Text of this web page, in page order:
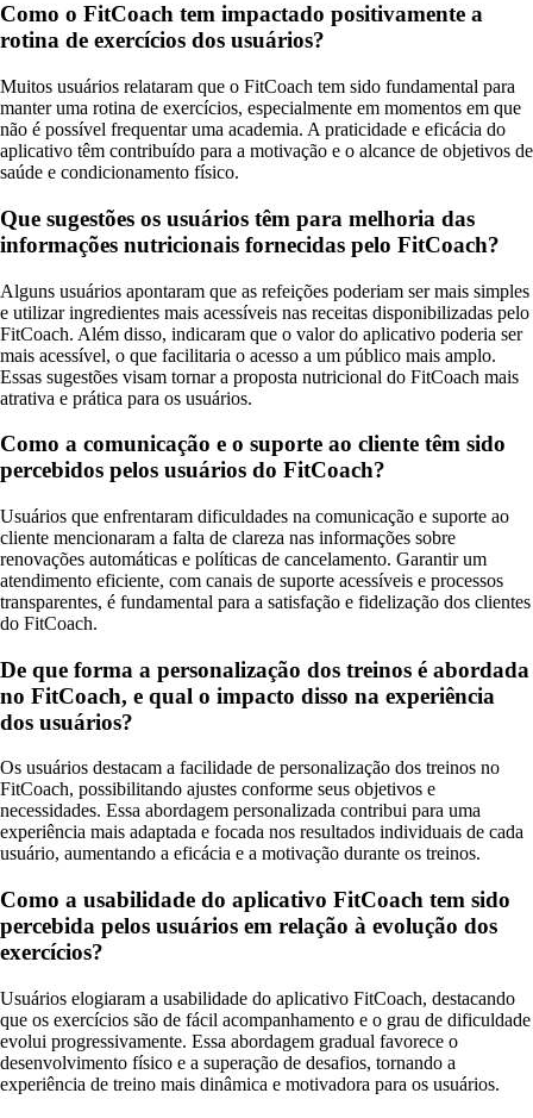
Como o FitCoach tem impactado positivamente a
rotina de exercícios dos usuários?
Muitos usuários relataram que o FitCoach tem sido fundamental para
manter uma rotina de exercícios, especialmente em momentos em que
não é possível frequentar uma academia. A praticidade e eficácia do
aplicativo têm contribuído para a motivação e o alcance de objetivos de
saúde e condicionamento físico.
Que sugestões os usuários têm para melhoria das
informações nutricionais fornecidas pelo FitCoach?
Alguns usuários apontaram que as refeições poderiam ser mais simples
e utilizar ingredientes mais acessíveis nas receitas disponibilizadas pelo
FitCoach. Além disso, indicaram que o valor do aplicativo poderia ser
mais acessível, o que facilitaria o acesso a um público mais amplo.
Essas sugestões visam tornar a proposta nutricional do FitCoach mais
atrativa e prática para os usuários.
Como a comunicação e o suporte ao cliente têm sido
percebidos pelos usuários do FitCoach?
Usuários que enfrentaram dificuldades na comunicação e suporte ao
cliente mencionaram a falta de clareza nas informações sobre
renovações automáticas e políticas de cancelamento. Garantir um
atendimento eficiente, com canais de suporte acessíveis e processos
transparentes, é fundamental para a satisfação e fidelização dos clientes
do FitCoach.
De que forma a personalização dos treinos é abordada
no FitCoach, e qual o impacto disso na experiência
dos usuários?
Os usuários destacam a facilidade de personalização dos treinos no
FitCoach, possibilitando ajustes conforme seus objetivos e
necessidades. Essa abordagem personalizada contribui para uma
experiência mais adaptada e focada nos resultados individuais de cada
usuário, aumentando a eficácia e a motivação durante os treinos.
Como a usabilidade do aplicativo FitCoach tem sido
percebida pelos usuários em relação à evolução dos
exercícios?
Usuários elogiaram a usabilidade do aplicativo FitCoach, destacando
que os exercícios são de fácil acompanhamento e o grau de dificuldade
evolui progressivamente. Essa abordagem gradual favorece o
desenvolvimento físico e a superação de desafios, tornando a
experiência de treino mais dinâmica e motivadora para os usuários.